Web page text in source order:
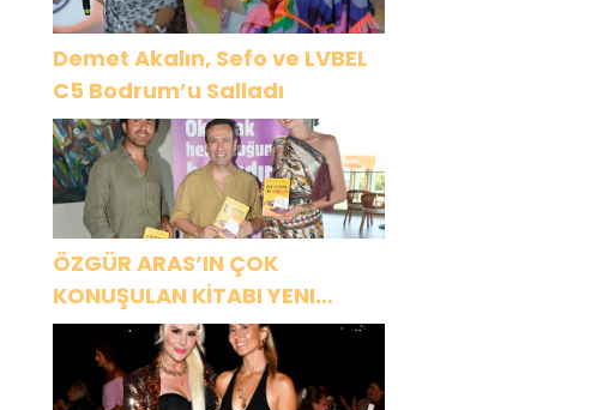
Demet Akalın, Sefo ve LVBEL
C5 Bodrum’u Salladı
ÖZGÜR ARAS’IN ÇOK
KONUŞULAN KİTABI YENI
BASKISINI TITANIC LUXURY
COLLECTION BODRUM’DA
KUTLADI